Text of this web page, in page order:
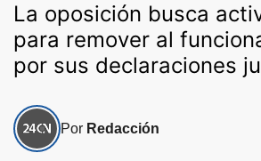
La oposición busca
para remover al
por sus declaraciones
Por Redacción